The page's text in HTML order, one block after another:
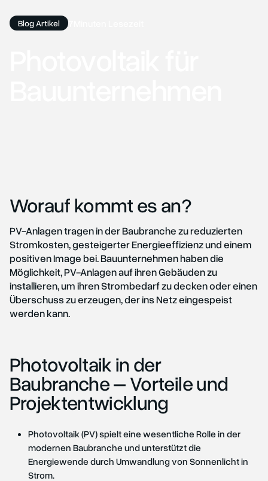
Blog Artikel 7
Worauf kommt es an?
PV-Anlagen tragen in der Baubranche zu reduzierten
Stromkosten, gesteigerter Energieeffizienz und einem
positiven Image bei. Bauunternehmen haben die
Möglichkeit, PV-Anlagen auf ihren Gebäuden zu
installieren, um ihren Strombedarf zu decken oder einen
Überschuss zu erzeugen, der ins Netz eingespeist
werden kann.
Photovoltaik in der
Baubranche – Vorteile und
Projektentwicklung
Photovoltaik (PV) spielt eine wesentliche Rolle in der
modernen Baubranche und unterstützt die
Energiewende durch Umwandlung von Sonnenlicht in
Strom.